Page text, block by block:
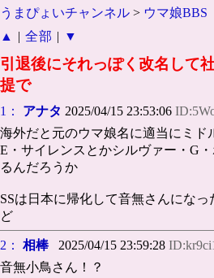
うまぴょいチャンネル > ウマ娘BBS
▲
| 全部 | ▼
引退後にそれっぽく改名して
提で
1： アナタ 2025/04/15 23:53:06
海外だと元のウマ娘名に適当にミド
E・サイレンスとかシルヴァー・G
るんだろうか
SSは日本に帰化して音無さんにな
ど
2： 相棒2025/04/15 23:59:28
音無小鳥さん！？